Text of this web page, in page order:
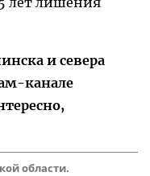
и севера
канале
области.